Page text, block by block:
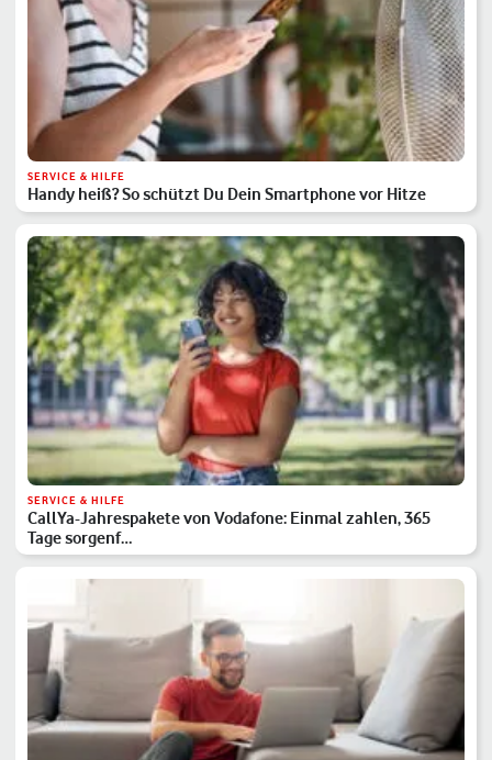
SERVICE & HILFE
Handy heiß? So schützt Du Dein Smartphone vor Hitze
SERVICE & HILFE
CallYa-Jahrespakete von Vodafone: Einmal zahlen, 365
Tage sorgenf…